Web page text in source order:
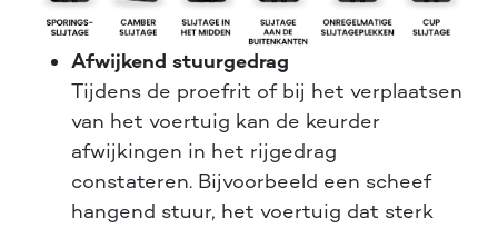
Afwijkend stuurgedrag
Tijdens de proefrit of bij het verplaatsen
van het voertuig kan de keurder
afwijkingen in het rijgedrag
constateren. Bijvoorbeeld een scheef
hangend stuur, het voertuig dat sterk